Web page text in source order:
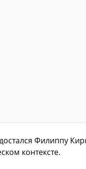
Филиппу
контексте.